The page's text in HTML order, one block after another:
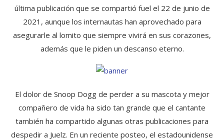
última publicación que se compartió fuel el 22 de junio de
2021, aunque los internautas han aprovechado para
asegurarle al lomito que siempre vivirá en sus corazones,
además que le piden un descanso eterno.
El dolor de Snoop Dogg de perder a su mascota y mejor
compañero de vida ha sido tan grande que el cantante
también ha compartido algunas otras publicaciones para
despedir a Juelz. En un reciente posteo, el estadounidense